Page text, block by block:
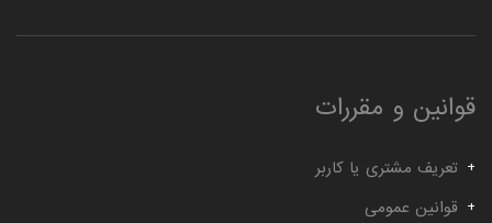
قوانین و مقررات
تعریف مشتری یا کاربر
قوانین عمومی